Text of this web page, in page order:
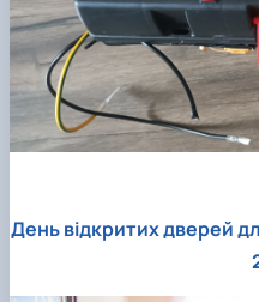
День відкритих дверей